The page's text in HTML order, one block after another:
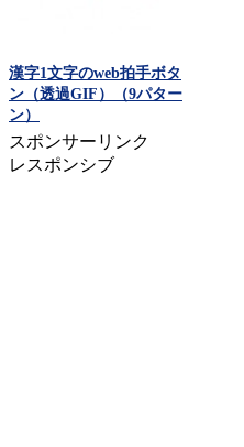
漢字1文字のweb拍手ボタ
ン（透過GIF）（9パター
ン）
スポンサーリンク
レスポンシブ